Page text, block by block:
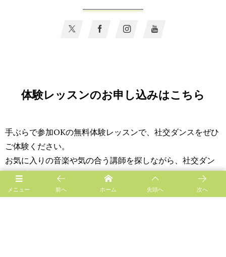
体験レッスンのお申し込みはこちら
手ぶらで参加OKの無料体験レッスンで、社交ダンスをぜひ
ご体験ください。
お気に入りの音楽や気の合う講師を探しながら、社交ダン
スの扉をたたいてみませんか？
メニュー 前へ ホーム 先頭へ 次へ